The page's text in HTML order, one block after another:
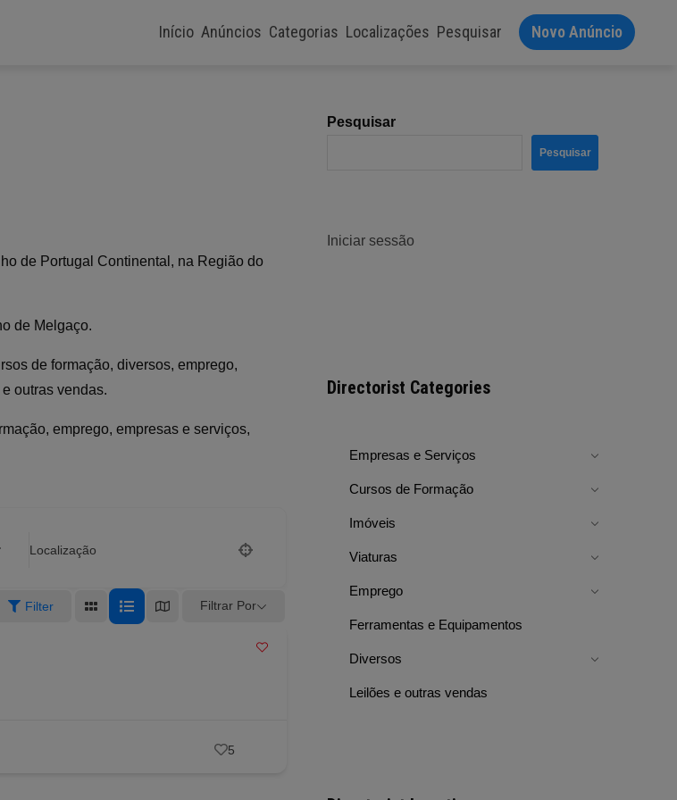
Início Anúncios Categorias Localizações Pesquisar Novo Anúncio
de Portugal Continental, na Região do
de Melgaço.
de formação, diversos, emprego,
outras vendas.
emprego, empresas e serviços,
Localização
Filter Filtrar Por
5
Pesquisar
Pesquisar
Iniciar sessão
Directorist Categories
Empresas e Serviços
Cursos de Formação
Imóveis
Viaturas
Emprego
Ferramentas e Equipamentos
Diversos
Leilões e outras vendas